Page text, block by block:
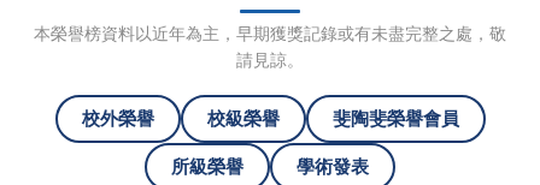
本榮譽榜資料以近年為主，早期獲獎記錄或有未盡完整之處，敬
請見諒。
校外榮譽 校級榮譽 斐陶斐榮譽會員
所級榮譽 學術發表